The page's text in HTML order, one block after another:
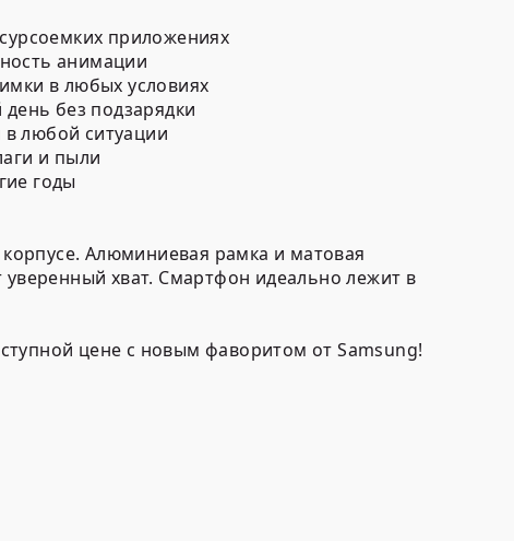
приложениях
анимации
в любых условиях
без подзарядки
любой ситуации
и пыли
годы
Алюминиевая рамка и матовая
хват. Смартфон идеально лежит в
цене с новым фаворитом от Samsung!